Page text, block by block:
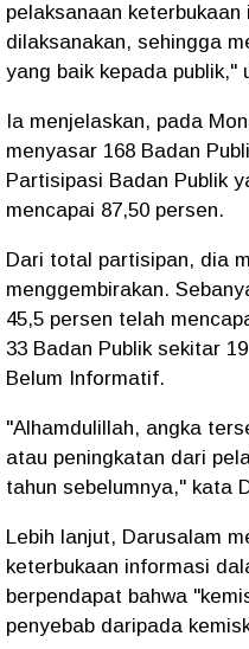
pelaksanaan
dilaksanakan, sehingga
yang baik kepada publik,"
Ia menjelaskan, ​pada
menyasar 168 Badan
Partisipasi Badan Publik
mencapai 87,50 persen.
​Dari total partisipan, dia
menggembirakan.
45,5 persen telah
33 Badan Publik sekitar
Belum Informatif.
​"Alhamdulillah, angka
atau peningkatan dari
tahun sebelumnya," kata
​Lebih lanjut, Darusalam
keterbukaan informasi
berpendapat bahwa
penyebab daripada